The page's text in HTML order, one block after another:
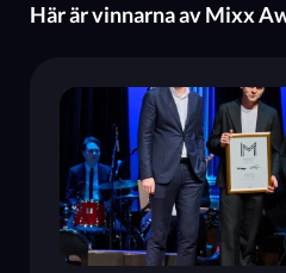
Här är vinnarna av Mixx